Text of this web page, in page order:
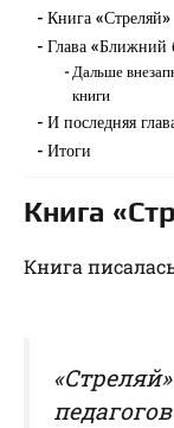
Книга «Стреляй»
Глава «Ближний
Дальше
книги
И последняя
Итоги
Книга
Книга